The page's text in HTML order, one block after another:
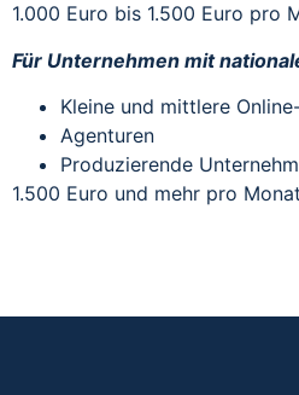
1.000 Euro bis 1.500 Euro pro
Für Unternehmen mit
Kleine und mittlere
Agenturen
Produzierende
1.500 Euro und mehr pro